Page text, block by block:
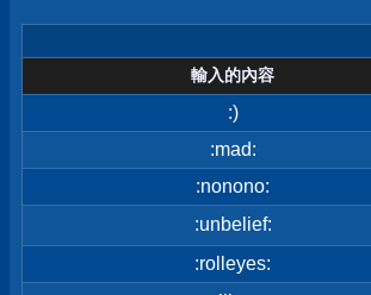
輸入的內容
:)
:mad:
:nonono:
:unbelief:
:rolleyes: